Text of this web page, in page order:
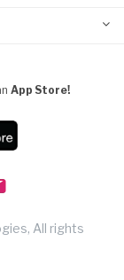
App Store!
All rights